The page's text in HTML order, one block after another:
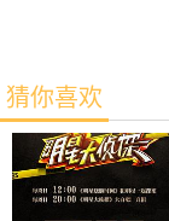
猜你喜欢